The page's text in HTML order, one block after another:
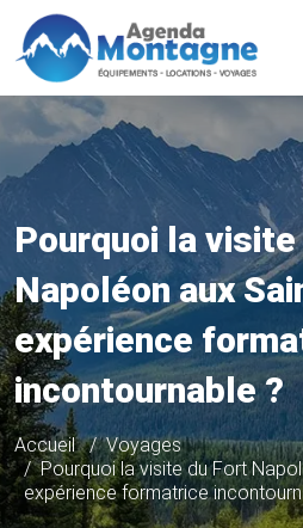
Pourquoi la
Napoléon aux
expérience
incontournable ?
Accueil
Voyages
Pourquoi la visite du Fort
expérience formatrice